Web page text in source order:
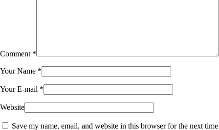
Comment *
Your Name *
Your E-mail *
Website
Save my name, email, and website in this browser for the next time